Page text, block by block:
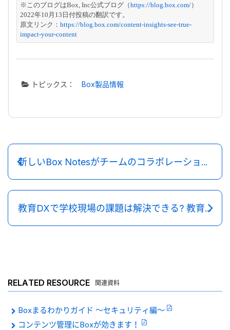
※このブログはBox, Inc公式ブログ（https://blog.box.com/）
2022年10月13日付投稿の翻訳です。
原文リンク： https://blog.box.com/content-insights-see-true-
impact-your-content
トピックス： Box製品情報
新しいBox Notesがチームのコラボレーションを効率化
教育DXで学校現場の課題は解決できる? 教育DXのメリットを解説
RELATED RESOURCE 関連資料
Boxまるわかりガイド 〜セキュリティ編〜
コンテンツ管理にBoxが効きます！